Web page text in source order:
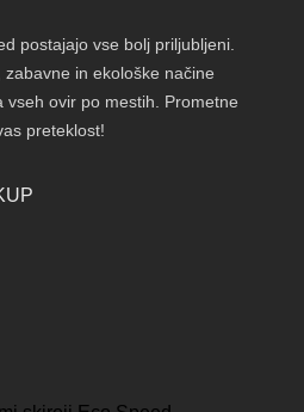
postajajo vse bolj priljubljeni.
in ekološke načine
ovir po mestih. Prometne
preteklost!